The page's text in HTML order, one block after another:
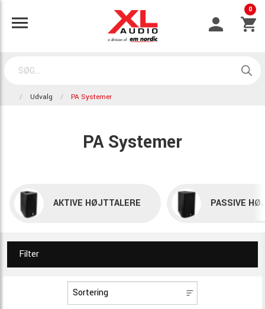
0
Udvalg PA Systemer
PA Systemer
AKTIVE HØJTTALERE PASSIVE
Filter